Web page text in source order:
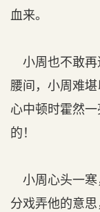
血来。
小周也不敢再
腰间，小周难
心中顿时霍然
的！
小周心头一寒
分戏弄他的意